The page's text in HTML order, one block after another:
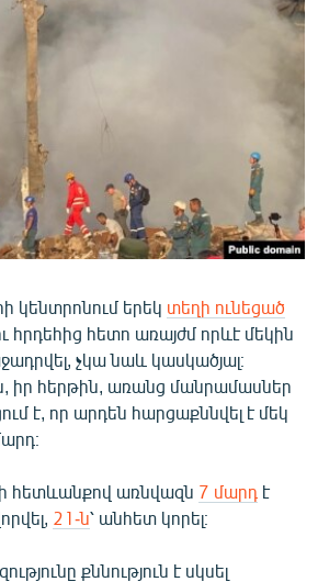
կենտրոնում երեկ տեղի ունեցած
հրդեհից հետո առայժմ որևէ մեկին
չկա նաև կասկածյալ։
իր հերթին, առանց մանրամասներ
է, որ արդեն հարցաքննվել է մեկ
հետևանքով առնվազն 7 մարդ է
21-ն՝ անհետ կորել։
քննություն է սկսել